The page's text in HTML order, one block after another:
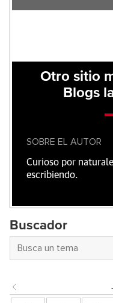
Otro sitio
Blogs
SOBRE EL AUTOR
Curioso por
escribiendo.
Buscador